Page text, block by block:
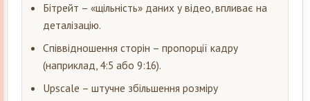
Бітрейт – «щільність» даних у відео, впливає на
деталізацію.
Співвідношення сторін – пропорції кадру
(наприклад, 4:5 або 9:16).
Upscale – штучне збільшення розміру